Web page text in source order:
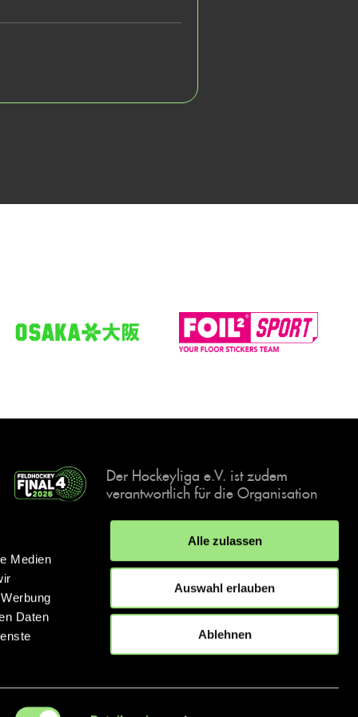
Medien
Daten
Alle zulassen
Auswahl erlauben
Ablehnen
Der Hockeyliga e.V. ist zudem
verantwortlich für die Organisation
Events, der deutschen Hockey-
Meisterschaften.
IMPRESSUM DATENSCHUTZERKLÄRUNG
© 2026 hockey.de